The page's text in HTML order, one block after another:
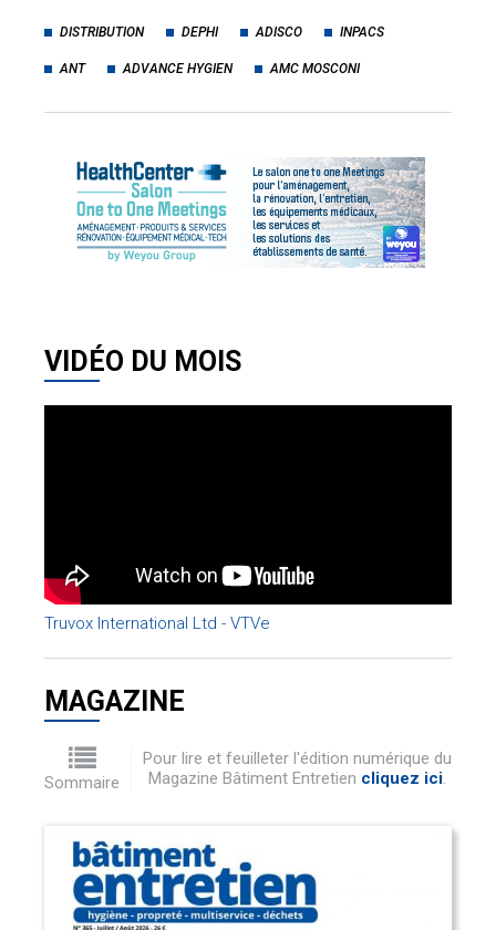
DISTRIBUTION DEPHI ADISCO INPACS
ANT ADVANCE HYGIEN AMC MOSCONI
VIDÉO DU MOIS
Truvox International Ltd - VTVe
MAGAZINE
Sommaire
Pour lire et feuilleter l'édition numérique du
Magazine Bâtiment Entretien cliquez ici.